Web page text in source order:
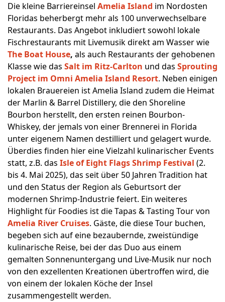
Die kleine Barriereinsel Amelia Island im Nordosten
Floridas beherbergt mehr als 100 unverwechselbare
Restaurants. Das Angebot inkludiert sowohl lokale
Fischrestaurants mit Livemusik direkt am Wasser wie
The Boat House, als auch Restaurants der gehobenen
Klasse wie das Salt im Ritz-Carlton und das Sprouting
Project im Omni Amelia Island Resort. Neben einigen
lokalen Brauereien ist Amelia Island zudem die Heimat
der Marlin & Barrel Distillery, die den Shoreline
Bourbon herstellt, den ersten reinen Bourbon-
Whiskey, der jemals von einer Brennerei in Florida
unter eigenem Namen destilliert und gelagert wurde.
Überdies finden hier eine Vielzahl kulinarischer Events
statt, z.B. das Isle of Eight Flags Shrimp Festival (2.
bis 4. Mai 2025), das seit über 50 Jahren Tradition hat
und den Status der Region als Geburtsort der
modernen Shrimp-Industrie feiert. Ein weiteres
Highlight für Foodies ist die Tapas & Tasting Tour von
Amelia River Cruises. Gäste, die diese Tour buchen,
begeben sich auf eine bezaubernde, zweistündige
kulinarische Reise, bei der das Duo aus einem
gemalten Sonnenuntergang und Live-Musik nur noch
von den exzellenten Kreationen übertroffen wird, die
von einem der lokalen Köche der Insel
zusammengestellt werden.